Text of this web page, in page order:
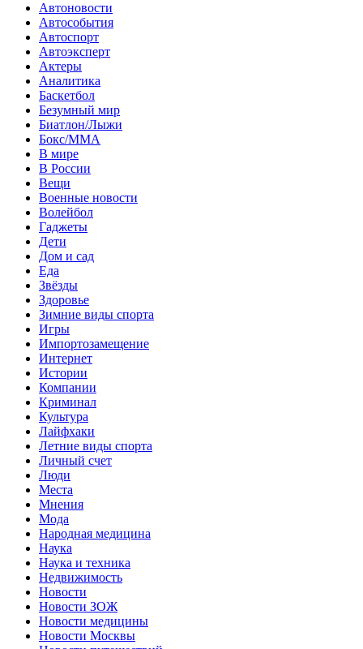
Автоновости
Автособытия
Автоспорт
Автоэксперт
Актеры
Аналитика
Баскетбол
Безумный мир
Биатлон/Лыжи
Бокс/MMA
В мире
В России
Вещи
Военные новости
Волейбол
Гаджеты
Дети
Дом и сад
Еда
Звёзды
Здоровье
Зимние виды спорта
Игры
Импортозамещение
Интернет
Истории
Компании
Криминал
Культура
Лайфхаки
Летние виды спорта
Личный счет
Люди
Места
Мнения
Мода
Народная медицина
Наука
Наука и техника
Недвижимость
Новости
Новости ЗОЖ
Новости медицины
Новости Москвы